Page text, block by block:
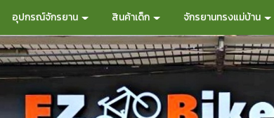
อุปกรณ์จักรยาน สินค้าเด็ก จักรยานทรงแม่บ้าน